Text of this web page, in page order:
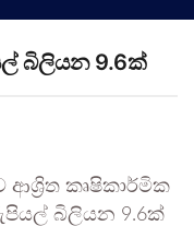
බිලියන 9.6ක්
ආශ්‍රිත කෘෂිකාර්මික
බිලියන 9.6ක්